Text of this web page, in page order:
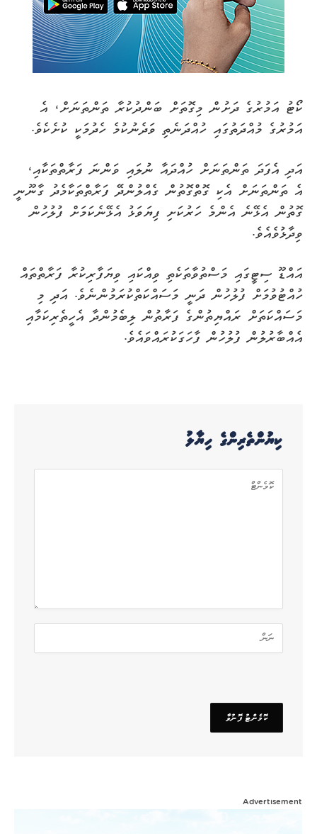
ކޯޓު އަމުރުގެ ދަށުން މިގޮތަށް ބަންދުކުރާ ތަންތަނަށް، އެ
އަމުރުގެ މުއްދަތުގައި ހުއްދަނެތި ވަދެނުކުމެ ހެދުމަކީ ކުށެކެވެ.
އަދި އެފަދަ ތަންތަނަށް ހުއްދައާ ނުލައި ވަންނަ ފަރާތްތަކާއި،
އެ ތަންތަނަށް އެކި ގޮތްގޮތުން ގެއްލުންދޭ ފަރާތްތަކާމެދު ގާނޫނީ
ގޮތުން އެޅޭނެ އެންމެ ހަރުކަށި ފިޔަވަޅު އެޅޭނެކަމަށް ފުލުހުން
ވިދާޅުވެއެވެ.
އައްޑޫ ސިޓީގައި މަސްތުވާތަކެތި ވިއްކައި ވިޔަފާރިކުރާ ފަރާތްތައް
ހުއްޓުވުމަށް ފުލުހުން ދަނީ މަސައްކަތްކުރަމުންނެވެ. އަދި މި
މަސައްކަތަށް ރައްޔިތުންގެ ފަރާތުން ލިބެމުންދާ އެހީތެރިކަމާއި
އެއްބާރުލުން ފުލުހުން ފާހަގަކުރައްވައެވެ.
ކިޔުންތެރިންގެ ހިޔާލު
Advertisement